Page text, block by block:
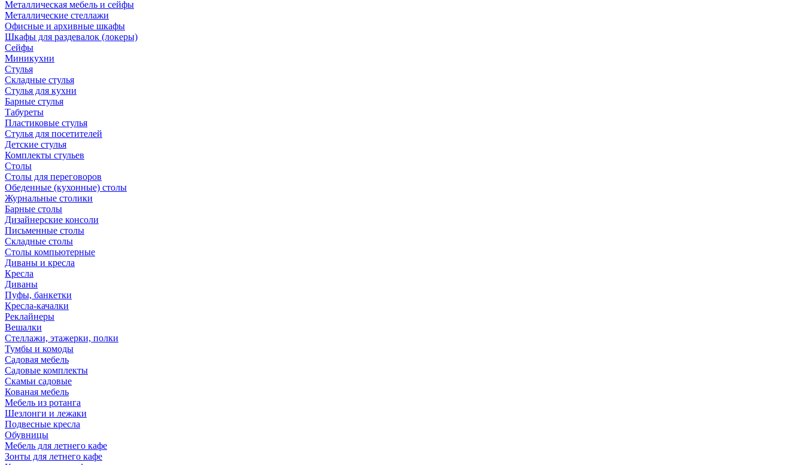
Металлическая мебель и сейфы
Металлические стеллажи
Офисные и архивные шкафы
Шкафы для раздевалок (локеры)
Сейфы
Миникухни
Стулья
Складные стулья
Стулья для кухни
Барные стулья
Табуреты
Пластиковые стулья
Стулья для посетителей
Детские стулья
Комплекты стульев
Столы
Столы для переговоров
Обеденные (кухонные) столы
Журнальные столики
Барные столы
Дизайнерские консоли
Письменные столы
Складные столы
Столы компьютерные
Диваны и кресла
Кресла
Диваны
Пуфы, банкетки
Кресла-качалки
Реклайнеры
Вешалки
Стеллажи, этажерки, полки
Тумбы и комоды
Садовая мебель
Садовые комплекты
Скамьи садовые
Кованая мебель
Мебель из ротанга
Шезлонги и лежаки
Подвесные кресла
Обувницы
Мебель для летнего кафе
Зонты для летнего кафе